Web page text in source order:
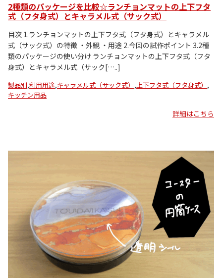
2種類のパッケージを比較☆ランチョンマットの上下フタ
式（フタ身式）とキャラメル式（サック式）
目次 1.ランチョンマットの上下フタ式（フタ身式）とキャラメル
式（サック式）の特徴 ・外観 ・用途 2.今回の試作ポイント 3.2種
類のパッケージの使い分け ランチョンマットの上下フタ式（フタ
身式）とキャラメル式（サック[…..]
製品別,利用用途,キャラメル式（サック式） ,上下フタ式（フタ身式） ,
キッチン用品
詳細はこちら